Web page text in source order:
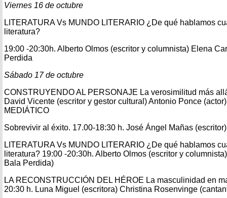
Viernes 16 de octubre
LITERATURA Vs MUNDO LITERARIO ¿De qué hablamos
literatura?
19:00 -20:30h. Alberto Olmos (escritor y columnista) Elena
Perdida
Sábado 17 de octubre
CONSTRUYENDO AL PERSONAJE La verosimilitud más
David Vicente (escritor y gestor cultural) Antonio Ponce
MEDIÁTICO
Sobrevivir al éxito. 17.00-18:30 h. José Ángel Mañas
LITERATURA Vs MUNDO LITERARIO ¿De qué hablamos
literatura? 19:00 -20:30h. Alberto Olmos (escritor y
Bala Perdida)
LA RECONSTRUCCIÓN DEL HÉROE La masculinidad en
20:30 h. Luna Miguel (escritora) Christina Rosenvinge